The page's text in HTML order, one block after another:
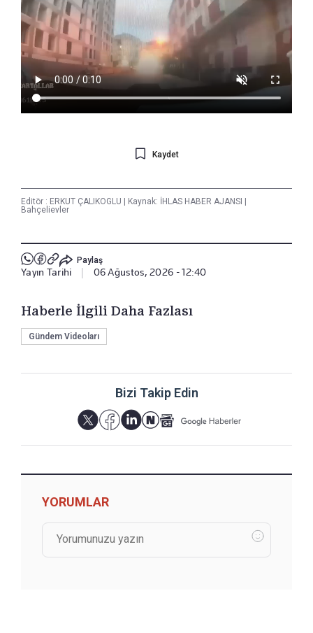
Kaydet
Editör : ERKUT ÇALIKOGLU Kaynak: İHLAS HABER AJANSI
Bahçelievler
Paylaş
Yayın Tarihi 06 Ağustos, 2026 - 12:40
Haberle İlgili Daha Fazlası
Gündem Videoları
Bizi Takip Edin
YORUMLAR